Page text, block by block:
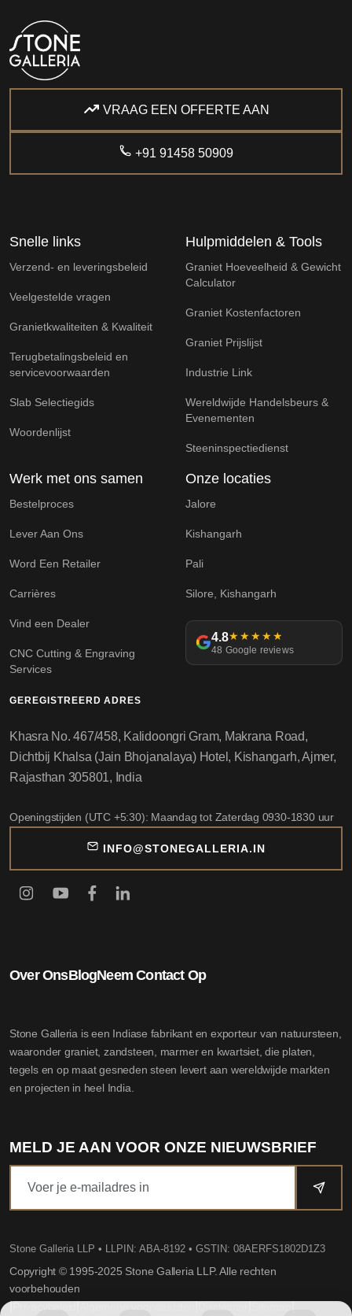
VRAAG EEN OFFERTE AAN
+91 91458 50909
Snelle links
Verzend- en leveringsbeleid
Veelgestelde vragen
Granietkwaliteiten & Kwaliteit
Terugbetalingsbeleid en
servicevoorwaarden
Slab Selectiegids
Woordenlijst
Hulpmiddelen & Tools
Graniet Hoeveelheid & Gewicht
Calculator
Graniet Kostenfactoren
Graniet Prijslijst
Industrie Link
Wereldwijde Handelsbeurs &
Evenementen
Steeninspectiedienst
Werk met ons samen
Bestelproces
Lever Aan Ons
Word Een Retailer
Carrières
Vind een Dealer
CNC Cutting & Engraving
Services
Onze locaties
Jalore
Kishangarh
Pali
Silore, Kishangarh
4.8★★★★★
48 Google reviews
Over OnsBlogNeem Contact Op
Stone Galleria is een Indiase fabrikant en exporteur van natuursteen,
waaronder graniet, zandsteen, marmer en kwartsiet, die platen,
tegels en op maat gesneden steen levert aan wereldwijde markten
en projecten in heel India.
MELD JE AAN VOOR ONZE NIEUWSBRIEF
Stone Galleria LLP • LLPIN: ABA-8192 • GSTIN: 08AERFS1802D1Z3
Copyright © 1995-2025 Stone Galleria LLP. Alle rechten
voorbehouden
|Privacybeleid
GEREGISTREERD ADRES
Khasra No. 467/458, Kalidoongri Gram, Makrana Road,
Dichtbij Khalsa (Jain Bhojanalaya) Hotel, Kishangarh, Ajmer,
Rajasthan 305801, India
Openingstijden (UTC +5:30): Maandag tot Zaterdag 0930-1830 uur
INFO@STONEGALLERIA.IN